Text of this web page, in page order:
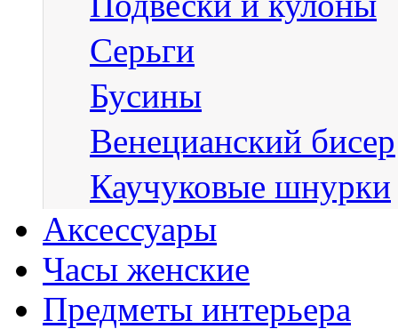
Серьги
Бусины
Венецианский бисер
Каучуковые шнурки
Аксессуары
Часы женские
Предметы интерьера